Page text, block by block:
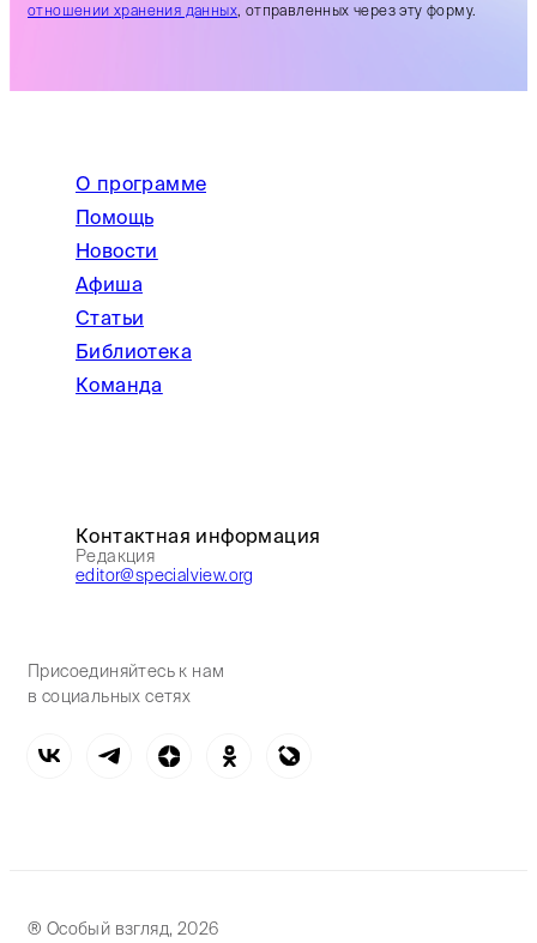
отношении хранения данных, отправленных через эту форму.
О программе
Помощь
Новости
Афиша
Статьи
Библиотека
Команда
Контактная информация
Редакция
editor@specialview.org
Присоединяйтесь к нам
в социальных сетях
® Особый взгляд, 2026